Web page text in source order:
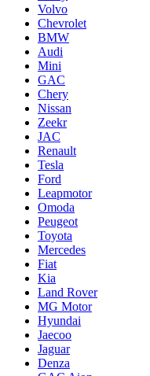
Volvo
Chevrolet
BMW
Audi
Mini
GAC
Chery
Nissan
Zeekr
JAC
Renault
Tesla
Ford
Leapmotor
Omoda
Peugeot
Toyota
Mercedes
Fiat
Kia
Land Rover
MG Motor
Hyundai
Jaecoo
Jaguar
Denza